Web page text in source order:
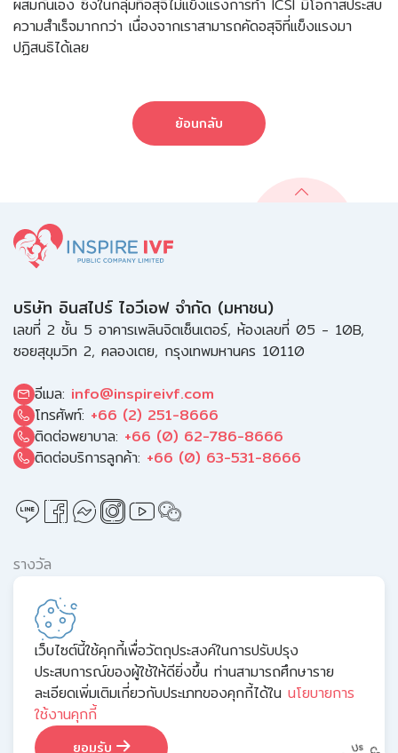
เว็บไซต์นี้ใช้คุกกี้เพื่อวัตถุประสงค์ในการปรับปรุง
ประสบการณ์ของผู้ใช้ให้ดียิ่งขึ้น ท่านสามารถศึกษาราย
ละเอียดเพิ่มเติมเกี่ยวกับประเภทของคุกกี้ได้ใน นโยบายการ
ใช้งานคุกกี้
ยอมรับ
ผสมกันเอง ซึ่งในกลุ่มที่อสุจิไม่แข็งแรงการทำ ICSI มีโอกาสประสบ
ความสำเร็จมากกว่า เนื่องจากเราสามารถคัดอสุจิที่แข็งแรงมา
ปฏิสนธิได้เลย
ย้อนกลับ
บริษัท อินสไปร์ ไอวีเอฟ จำกัด (มหาชน)
เลขที่ 2 ชั้น 5 อาคารเพลินจิตเซ็นเตอร์, ห้องเลขที่ 05 - 10B,
ซอยสุขุมวิท 2, คลองเตย, กรุงเทพมหานคร 10110
อีเมล: info@inspireivf.com
โทรศัพท์: +66 (2) 251-8666
ติดต่อพยาบาล: +66 (0) 62-786-8666
ติดต่อบริการลูกค้า: +66 (0) 63-531-8666
รางวัล
ข้อกำหนดและเงื่อนไข นโยบายความเป็นส่วนตัว
แผนผังเว็บไซต์